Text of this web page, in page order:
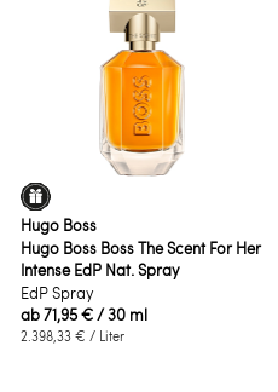
Hugo Boss
Hugo Boss Boss The Scent For Her
Intense EdP Nat. Spray
EdP Spray
ab71,95 €/ 30 ml
2.398,33 € / Liter